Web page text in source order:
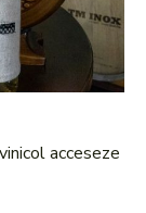
acceseze